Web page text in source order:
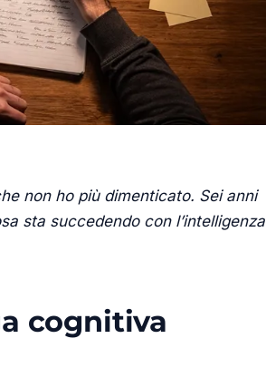
non ho più dimenticato. Sei anni
sta succedendo con l’intelligenza
cognitiva